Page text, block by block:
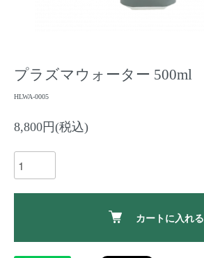
プラズマウォーター 500ml
HLWA-0005
8,800円(税込)
カートに入れる